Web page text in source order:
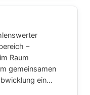
hervorragende
–
Raum
gemeinsamen
ein